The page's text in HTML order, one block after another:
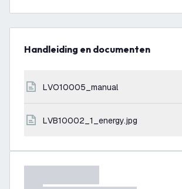
Handleiding en documenten
LVO10005_manual
LVB10002_1_energy.jpg